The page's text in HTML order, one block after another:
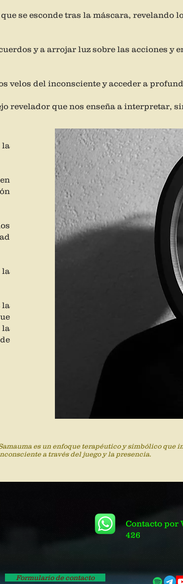
se esconde tras la máscara, revelando
y a arrojar luz sobre las acciones y
velos del inconsciente y acceder a
revelador que nos enseña a interpretar,
la
es un enfoque terapéutico y simbólico que
a través del juego y la presencia.
Contacto por
426
Formulario de contacto